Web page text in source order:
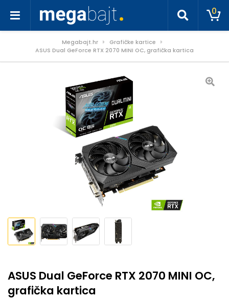
0
Megabajt.hr
Grafičke kartice
ASUS Dual GeForce RTX 2070 MINI OC, grafička kartica
ASUS Dual GeForce RTX 2070 MINI OC,
grafička kartica